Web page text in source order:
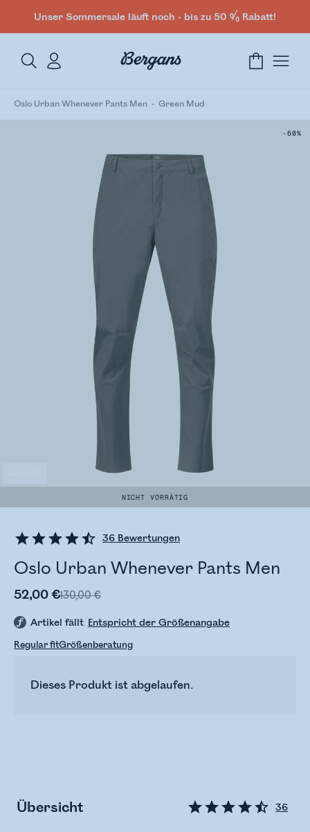
Unser Sommersale läuft noch - bis zu 50 % Rabatt!
Oslo Urban Whenever Pants Men Green Mud
-60%
NICHT VORRÄTIG
36 Bewertungen
Oslo Urban Whenever Pants Men
52,00 €130,00 €
Artikel fällt Entspricht der Größenangabe
Regular fitGrößenberatung
Dieses Produkt ist abgelaufen.
Übersicht 36